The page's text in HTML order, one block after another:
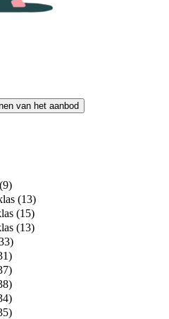
van het aanbod
(9)
(13)
(15)
(13)